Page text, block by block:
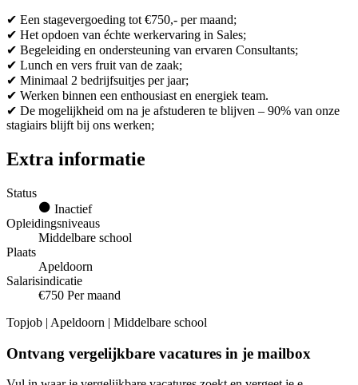
✔ Een stagevergoeding tot €750,- per maand;
✔ Het opdoen van échte werkervaring in Sales;
✔ Begeleiding en ondersteuning van ervaren Consultants;
✔ Lunch en vers fruit van de zaak;
✔ Minimaal 2 bedrijfsuitjes per jaar;
✔ Werken binnen een enthousiast en energiek team.
✔ De mogelijkheid om na je afstuderen te blijven – 90% van onze
stagiairs blijft bij ons werken;
Extra informatie
Status
Inactief
Opleidingsniveaus
Middelbare school
Plaats
Apeldoorn
Salarisindicatie
€750 Per maand
Topjob | Apeldoorn | Middelbare school
Ontvang vergelijkbare vacatures in je mailbox